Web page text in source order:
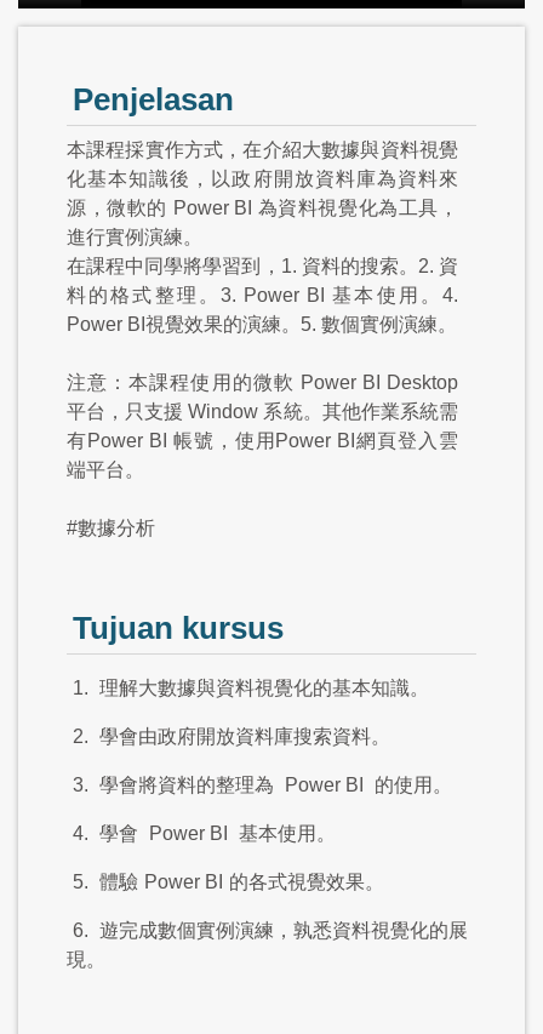
Penjelasan
本課程採實作方式，在介紹大數據與資料視覺
化基本知識後，以政府開放資料庫為資料來
源，微軟的 Power BI 為資料視覺化為工具，
進行實例演練。
在課程中同學將學習到，1. 資料的搜索。2. 資
料的格式整理。3. Power BI 基本使用。4.
Power BI視覺效果的演練。5. 數個實例演練。
注意：本課程使用的微軟 Power BI Desktop
平台，只支援 Window 系統。其他作業系統需
有Power BI 帳號，使用Power BI網頁登入雲
端平台。
#數據分析
Tujuan kursus
1. 理解大數據與資料視覺化的基本知識。
2. 學會由政府開放資料庫搜索資料。
3. 學會將資料的整理為 Power BI 的使用。
4. 學會 Power BI 基本使用。
5. 體驗 Power BI 的各式視覺效果。
6. 遊完成數個實例演練，孰悉資料視覺化的展
現。